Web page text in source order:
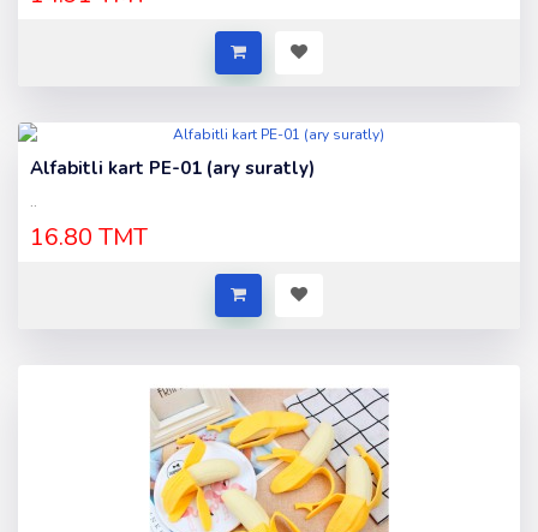
Alfabitli kart PE-01 (ary suratly)
..
16.80 TMT